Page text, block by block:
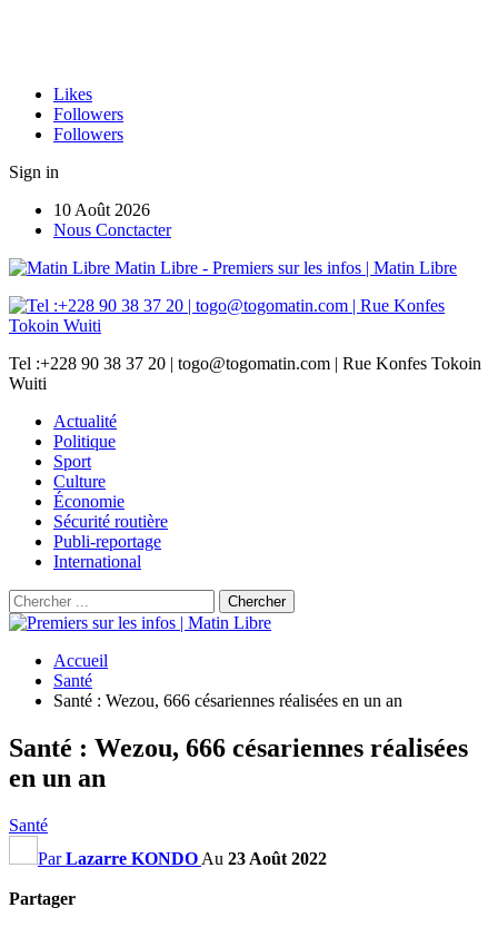
Likes
Followers
Followers
Sign in
10 Août 2026
Nous Conctacter
Matin Libre - Premiers sur les infos | Matin Libre
Tel :+228 90 38 37 20 | togo@togomatin.com | Rue Konfes Tokoin
Wuiti
Actualité
Politique
Sport
Culture
Économie
Sécurité routière
Publi-reportage
International
Accueil
Santé
Santé : Wezou, 666 césariennes réalisées en un an
Santé : Wezou, 666 césariennes réalisées
en un an
Santé
ParLazarre KONDO Au 23 Août 2022
Partager